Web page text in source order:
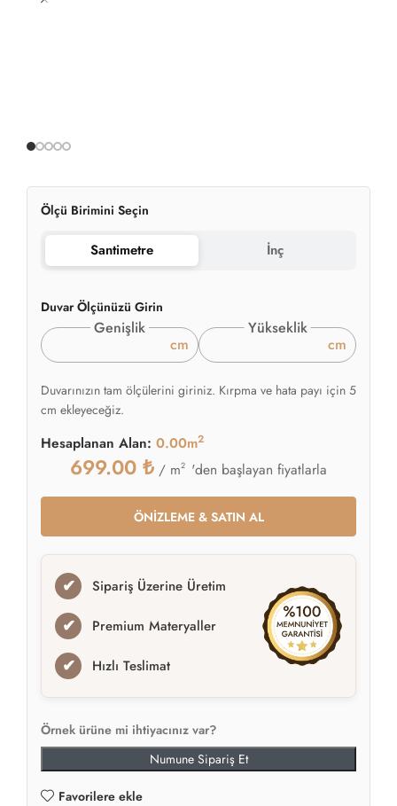
Ölçü Birimini Seçin
Santimetre İnç
Duvar Ölçünüzü Girin
Genişlik
cm
Yükseklik
cm
Duvarınızın tam ölçülerini giriniz. Kırpma ve hata payı için 5
cm ekleyeceğiz.
Hesaplanan Alan: 0.00m2
699.00 ₺ / m2 'den başlayan fiyatlarla
ÖNİZLEME & SATIN AL
✔ Sipariş Üzerine Üretim
✔ Premium Materyaller
✔ Hızlı Teslimat
Örnek ürüne mi ihtiyacınız var?
Numune Sipariş Et
Favorilere ekle